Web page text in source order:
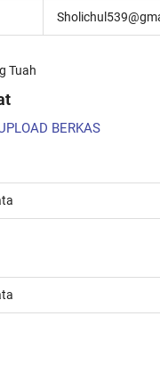
Tuah
BERKAS